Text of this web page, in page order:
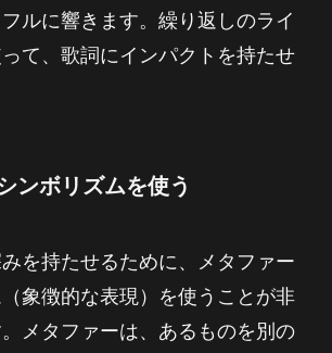
ルに響きます。繰り返しのライ
て、歌詞にインパクトを持たせ
ンボリズムを使う
を持たせるために、メタファー
象徴的な表現）を使うことが非
メタファーは、あるものを別の